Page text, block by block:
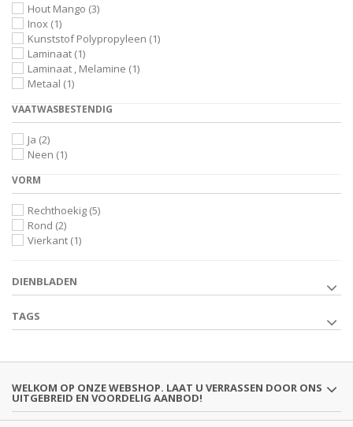
Hout Mango (3)
Inox (1)
Kunststof Polypropyleen (1)
Laminaat (1)
Laminaat , Melamine (1)
Metaal (1)
VAATWASBESTENDIG
Ja (2)
Neen (1)
VORM
Rechthoekig (5)
Rond (2)
Vierkant (1)
DIENBLADEN
TAGS
WELKOM OP ONZE WEBSHOP. LAAT U VERRASSEN DOOR ONS
UITGEBREID EN VOORDELIG AANBOD!